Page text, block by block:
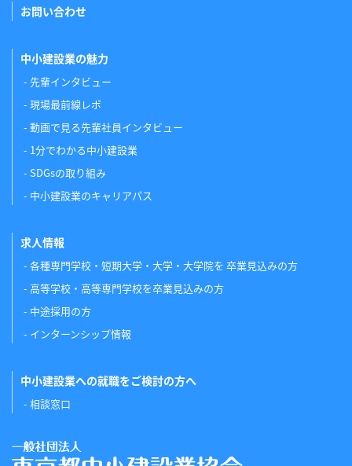
お問い合わせ
中小建設業の魅力
先輩インタビュー
現場最前線レポ
動画で見る先輩社員インタビュー
1分でわかる中小建設業
SDGsの取り組み
中小建設業のキャリアパス
求人情報
各種専門学校・短期大学・大学・大学院を 卒業見込みの方
高等学校・高等専門学校を卒業見込みの方
中途採用の方
インターンシップ情報
中小建設業への就職をご検討の方へ
相談窓口